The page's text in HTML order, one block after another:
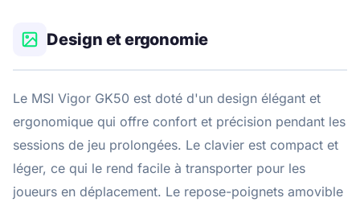
Design et ergonomie
Le MSI Vigor GK50 est doté d'un design élégant et
ergonomique qui offre confort et précision pendant les
sessions de jeu prolongées. Le clavier est compact et
léger, ce qui le rend facile à transporter pour les
joueurs en déplacement. Le repose-poignets amovible